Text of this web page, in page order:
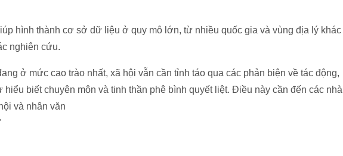
hình thành cơ sở dữ liệu ở quy mô lớn, từ nhiều quốc gia và vùng địa lý khác
nghiên cứu.
ở mức cao trào nhất, xã hội vẫn cần tỉnh táo qua các phản biện về tác động,
biết chuyên môn và tinh thần phê bình quyết liệt. Điều này cần đến các nhà
và nhân văn